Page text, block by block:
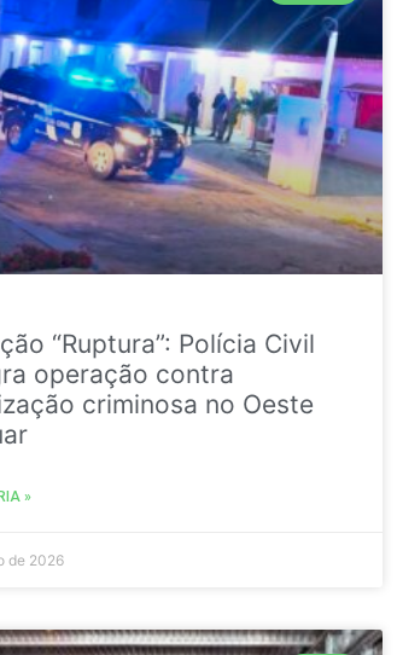
“Ruptura”: Polícia Civil
operação contra
criminosa no Oeste
»
de 2026